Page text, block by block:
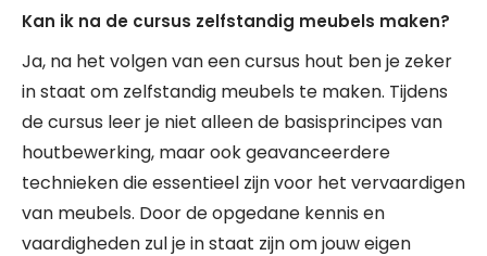
Kan ik na de cursus zelfstandig meubels maken?
Ja, na het volgen van een cursus hout ben je zeker
in staat om zelfstandig meubels te maken. Tijdens
de cursus leer je niet alleen de basisprincipes van
houtbewerking, maar ook geavanceerdere
technieken die essentieel zijn voor het vervaardigen
van meubels. Door de opgedane kennis en
vaardigheden zul je in staat zijn om jouw eigen